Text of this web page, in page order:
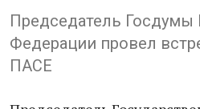
Председатель Госдумы
Федерации провел
ПАСЕ